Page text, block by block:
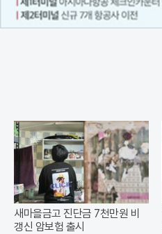
새마을금고 진단금 7천만원 비
갱신 암보험 출시